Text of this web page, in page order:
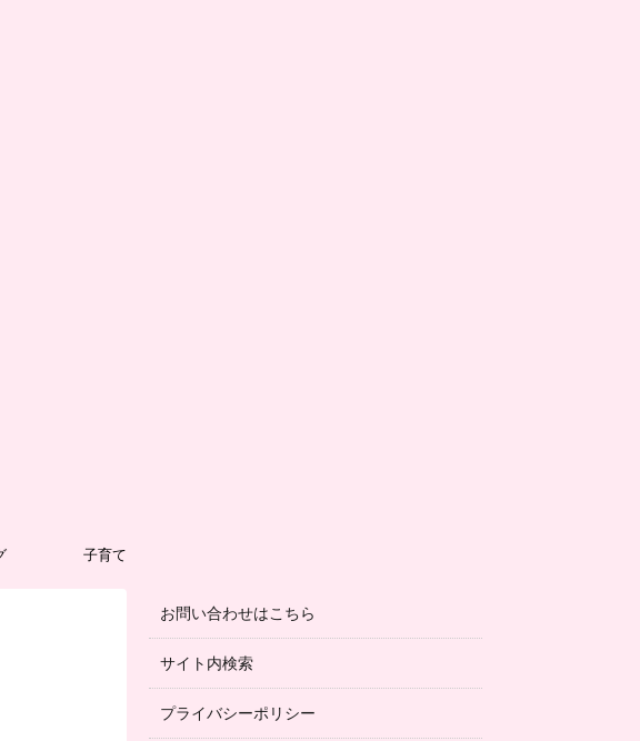
子育て
お問い合わせはこちら
サイト内検索
プライバシーポリシー